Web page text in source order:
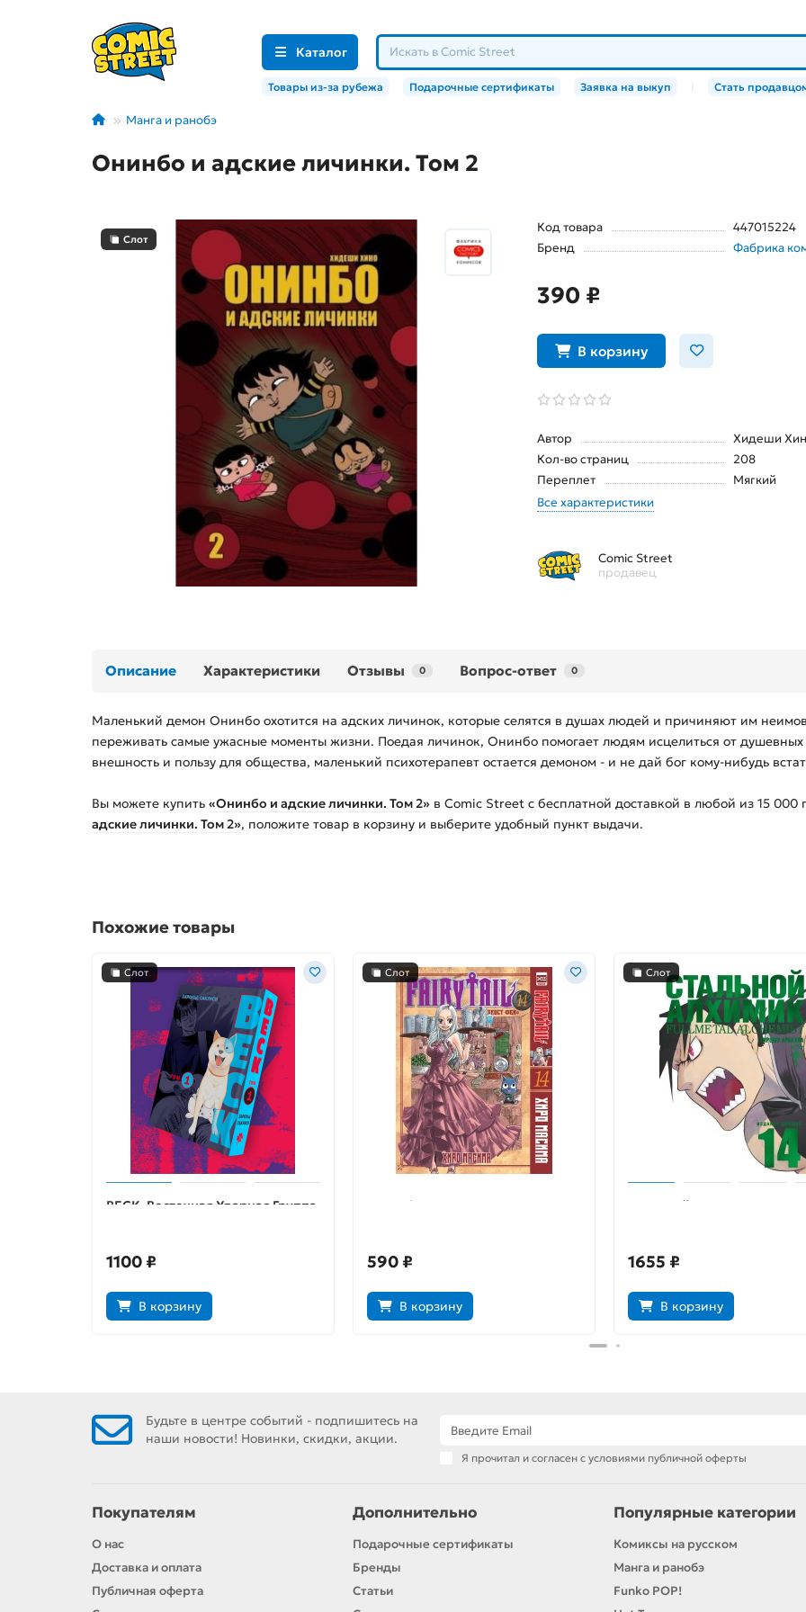
Каталог
Товары из-за рубежа Подарочные сертификаты Заявка на выкуп Стать
Манга и ранобэ
Онинбо и адские личинки. Том 2
Слот
Код товара
447015224
Бренд
Фабрика
390 ₽
В корзину
Автор
Хидеши
Кол-во страниц
208
Переплет
Мягкий
Все характеристики
Comic Street
продавец
Описание Характеристики Отзывы 0 Вопрос-ответ 0
Маленький демон Онинбо охотится на адских личинок, которые селятся в душах людей и причиняют им
переживать самые ужасные моменты жизни. Поедая личинок, Онинбо помогает людям исцелиться от
внешность и пользу для общества, маленький психотерапевт остается демоном - и не дай бог кому-нибудь
Вы можете купить «Онинбо и адские личинки. Том 2» в Comic Street с бесплатной доставкой в любой из 15 000
адские личинки. Том 2», положите товар в корзину и выберите удобный пункт выдачи.
Похожие товары
Слот
BECK. Восточная Ударная Группа.
1100 ₽
В корзину
Слот
Хвост Феи. Том 14
590 ₽
В корзину
Слот
Стальной Алхимик. Книга 14
1655 ₽
В корзину
Будьте в центре событий - подпишитесь на
наши новости! Новинки, скидки, акции.
Я прочитал и согласен с условиями публичной оферты
Покупателям
О нас
Доставка и оплата
Публичная оферта
Дополнительно
Подарочные сертификаты
Бренды
Статьи
Популярные категории
Комиксы на русском
Манга и ранобэ
Funko POP!